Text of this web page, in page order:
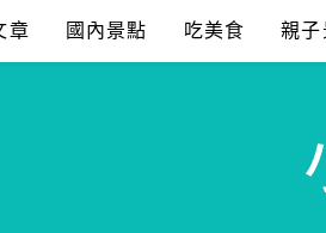
章 國內景點 吃美食 親子